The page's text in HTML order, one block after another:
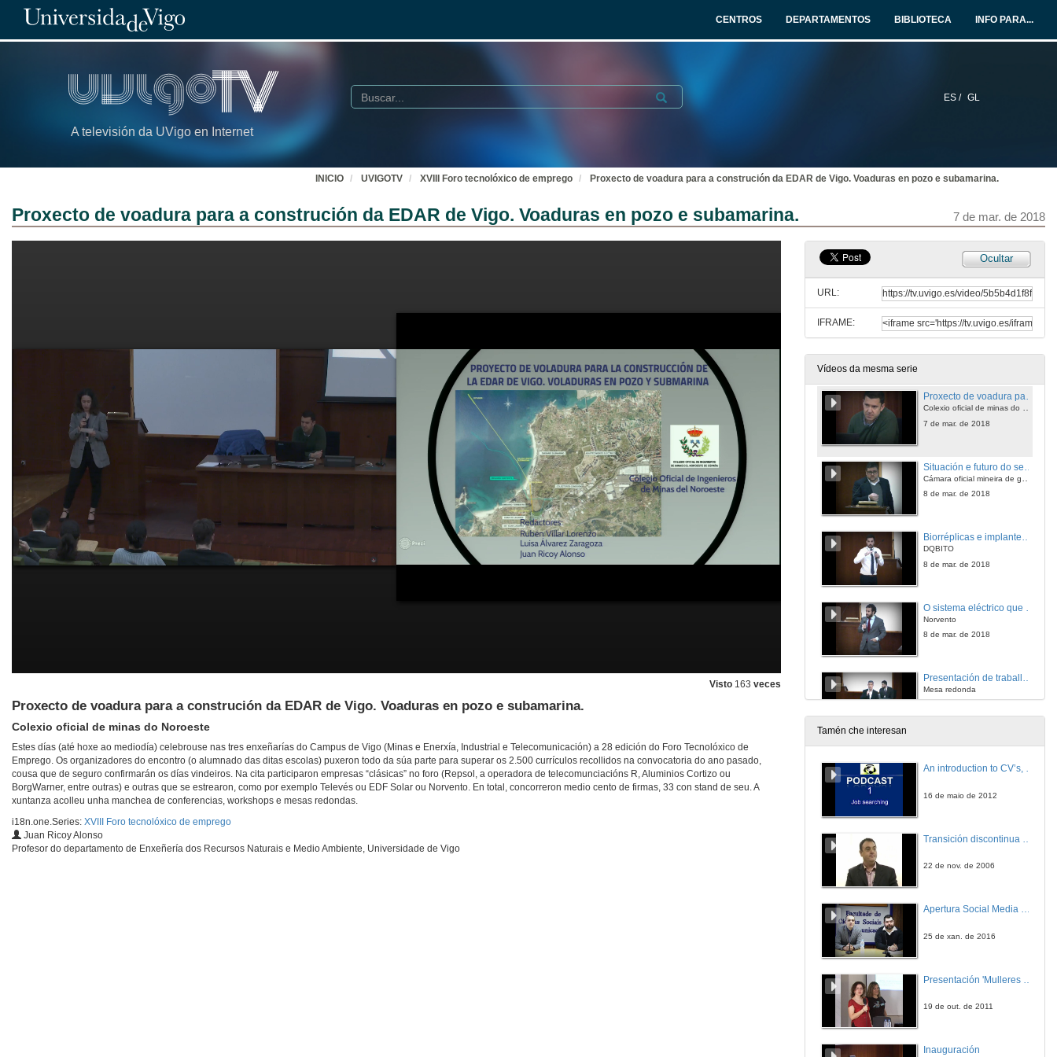
CENTROS DEPARTAMENTOS BIBLIOTECA INFO PARA...
A televisión da UVigo en Internet
ES / GL
Buscar Submit
INICIO UVIGOTV XVIII Foro tecnolóxico de emprego Proxecto de voadura para a construción da EDAR de Vigo. Voaduras en pozo e subamarina.
Proxecto de voadura para a construción da EDAR de Vigo. Voaduras en pozo e subamarina. 7 de mar. de 2018
Visto 163 veces
Proxecto de voadura para a construción da EDAR de Vigo. Voaduras en pozo e subamarina.
Colexio oficial de minas do Noroeste
Estes días (até hoxe ao mediodía) celebrouse nas tres enxeñarías do Campus de Vigo (Minas e Enerxía, Industrial e Telecomunicación) a 28 edición do Foro Tecnolóxico de
Emprego. Os organizadores do encontro (o alumnado das ditas escolas) puxeron todo da súa parte para superar os 2.500 currículos recollidos na convocatoria do ano pasado,
cousa que de seguro confirmarán os días vindeiros. Na cita participaron empresas “clásicas” no foro (Repsol, a operadora de telecomunciacións R, Aluminios Cortizo ou
BorgWarner, entre outras) e outras que se estrearon, como por exemplo Televés ou EDF Solar ou Norvento. En total, concorreron medio cento de firmas, 33 con stand de seu. A
xuntanza acolleu unha manchea de conferencias, workshops e mesas redondas.
i18n.one.Series: XVIII Foro tecnolóxico de emprego
Juan Ricoy Alonso
Profesor do departamento de Enxeñería dos Recursos Naturais e Medio Ambiente, Universidade de Vigo
Ocultar
URL:
IFRAME:
Vídeos da mesma serie
Unidade de intelixencia e ciberseguridade
7 de mar. de 2018
Cortizo: apostamos polo talento galego na industria
A transformación dixital. A nova era
Ilustre colexio oficial de enxeneiros industrais de galicia
7 de mar. de 2018
Proxecto de voadura para a construción da EDAR de Vigo. Voaduras en pozo e subamarina.
Colexio oficial de minas do Noroeste
7 de mar. de 2018
Cámara oficial mineira de galicia
8 de mar. de 2018
Biorréplicas e implantes personalizados fabricados con manufactura aditiva
DQBITO
8 de mar. de 2018
Norvento
8 de mar. de 2018
Presentación de traballar para algúen... ou crear a tua propia empresa?
Mesa redonda
DQbito: Biomechanichal engineering
8 de mar. de 2018
Tamén che interesan
An introduction to CV’s, letters, and job searching
16 de maio de 2012
22 de nov. de 2006
Apertura Social Media Day 2016
25 de xan. de 2016
19 de out. de 2011
Inauguración